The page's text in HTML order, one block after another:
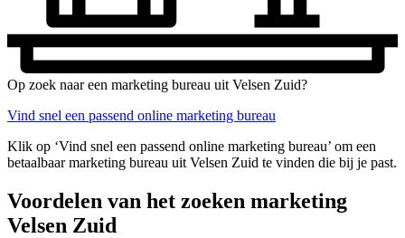
Op zoek naar een marketing bureau uit Velsen Zuid?
Vind snel een passend online marketing bureau
Klik op ‘Vind snel een passend online marketing bureau’ om een
betaalbaar marketing bureau uit Velsen Zuid te vinden die bij je past.
Voordelen van het zoeken marketing
Velsen Zuid